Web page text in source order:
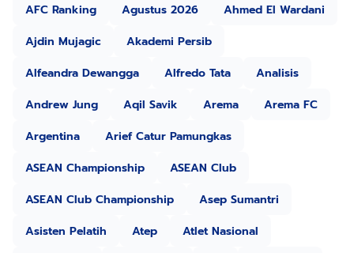
AFC Ranking
Agustus 2026
Ahmed El Wardani
Ajdin Mujagic
Akademi Persib
Alfeandra Dewangga
Alfredo Tata
Analisis
Andrew Jung
Aqil Savik Arema
Arema FC
Argentina
Arief Catur Pamungkas
ASEAN Championship
ASEAN Club
ASEAN Club Championship
Asep Sumantri
Asisten Pelatih
Atep
Atlet Nasional